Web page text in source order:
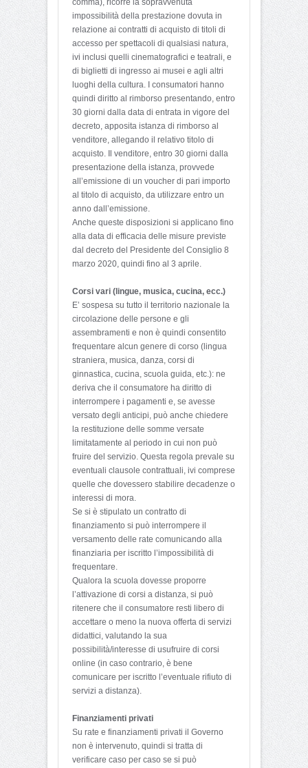
comma), ricorre la sopravvenuta
impossibilità della prestazione dovuta in
relazione ai contratti di acquisto di titoli di
accesso per spettacoli di qualsiasi natura,
ivi inclusi quelli cinematografici e teatrali, e
di biglietti di ingresso ai musei e agli altri
luoghi della cultura. I consumatori hanno
quindi diritto al rimborso presentando, entro
30 giorni dalla data di entrata in vigore del
decreto, apposita istanza di rimborso al
venditore, allegando il relativo titolo di
acquisto. Il venditore, entro 30 giorni dalla
presentazione della istanza, provvede
all’emissione di un voucher di pari importo
al titolo di acquisto, da utilizzare entro un
anno dall’emissione.
Anche queste disposizioni si applicano fino
alla data di efficacia delle misure previste
dal decreto del Presidente del Consiglio 8
marzo 2020, quindi fino al 3 aprile.
Corsi vari (lingue, musica, cucina, ecc.)
E’ sospesa su tutto il territorio nazionale la
circolazione delle persone e gli
assembramenti e non è quindi consentito
frequentare alcun genere di corso (lingua
straniera, musica, danza, corsi di
ginnastica, cucina, scuola guida, etc.): ne
deriva che il consumatore ha diritto di
interrompere i pagamenti e, se avesse
versato degli anticipi, può anche chiedere
la restituzione delle somme versate
limitatamente al periodo in cui non può
fruire del servizio. Questa regola prevale su
eventuali clausole contrattuali, ivi comprese
quelle che dovessero stabilire decadenze o
interessi di mora.
Se si è stipulato un contratto di
finanziamento si può interrompere il
versamento delle rate comunicando alla
finanziaria per iscritto l’impossibilità di
frequentare.
Qualora la scuola dovesse proporre
l’attivazione di corsi a distanza, si può
ritenere che il consumatore resti libero di
accettare o meno la nuova offerta di servizi
didattici, valutando la sua
possibilità/interesse di usufruire di corsi
online (in caso contrario, è bene
comunicare per iscritto l’eventuale rifiuto di
servizi a distanza).
Finanziamenti privati
Su rate e finanziamenti privati il Governo
non è intervenuto, quindi si tratta di
verificare caso per caso se si può